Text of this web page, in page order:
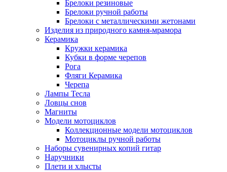
Брелоки резиновые
Брелоки ручной работы
Брелоки с металлическими жетонами
Изделия из природного камня-мрамора
Керамика
Кружки керамика
Кубки в форме черепов
Рога
Фляги Керамика
Черепа
Лампы Тесла
Ловцы снов
Магниты
Модели мотоциклов
Коллекционные модели мотоциклов
Мотоциклы ручной работы
Наборы сувенирных копий гитар
Наручники
Плети и хлысты